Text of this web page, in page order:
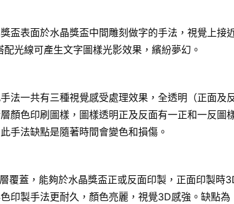
表面於水晶獎盃中間雕刻做字的手法，視覺上
光線可產生文字圖樣光影效果，繽紛夢幻。
一共有三種視覺感受處理效果，全透明（正面
色印刷圖樣，圖樣透明正及反面有一正和一反圖
手法缺點是隨著時間會變色和損傷。
蓋，能夠於水晶獎盃正或反面印製，正面印製時
製手法更耐久，顏色亮麗，視覺3D感強。缺點